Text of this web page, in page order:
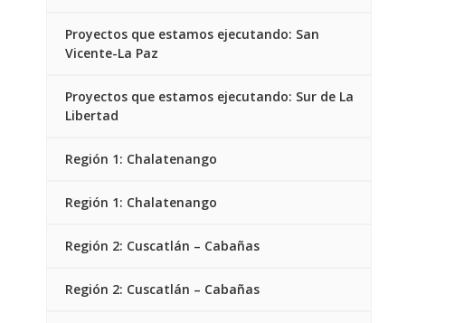
Proyectos que estamos ejecutando: San
Vicente-La Paz
Proyectos que estamos ejecutando: Sur de La
Libertad
Región 1: Chalatenango
Región 1: Chalatenango
Región 2: Cuscatlán – Cabañas
Región 2: Cuscatlán – Cabañas